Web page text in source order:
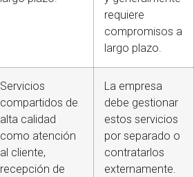
requiere
compromisos a
largo plazo.
Servicios
compartidos de
alta calidad
como atención
al cliente,
recepción de
La empresa
debe gestionar
estos servicios
por separado o
contratarlos
externamente.